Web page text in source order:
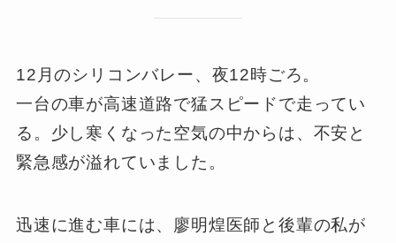
12月のシリコンバレー、夜12時ごろ。
一台の車が高速道路で猛スピードで走ってい
る。少し寒くなった空気の中からは、不安と
緊急感が溢れていました。
迅速に進む車には、廖明煌医師と後輩の私が